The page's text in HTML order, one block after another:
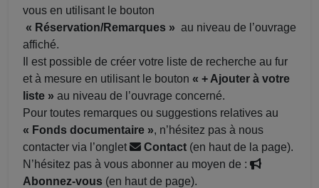
vous en utilisant le bouton
« Réservation/Remarques » au niveau de l’ouvrage
affiché.
Il est possible de créer votre liste de recherche au fur
et à mesure en utilisant le bouton « + Ajouter à votre
liste » au niveau de l’ouvrage concerné.
Pour toutes remarques ou suggestions relatives au
« Fonds documentaire », n’hésitez pas à nous
contacter via l’onglet
Contact (en haut de la page).
N’hésitez pas à vous abonner au moyen de :
Abonnez-vous (en haut de page).